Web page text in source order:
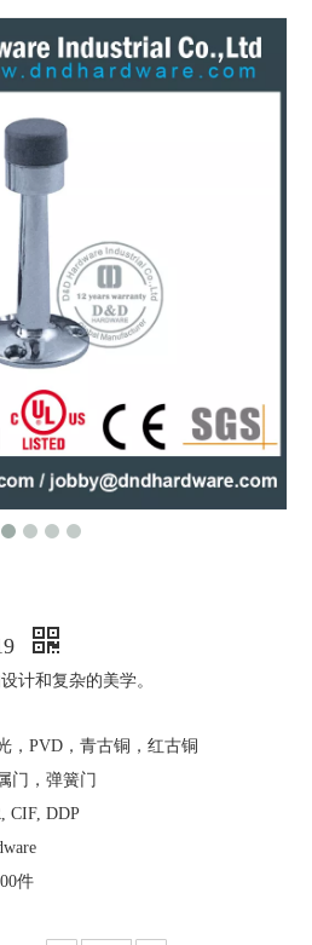
计和复杂的美学。
，PVD，青古铜，红古铜
门，弹簧门
CIF, DDP
件